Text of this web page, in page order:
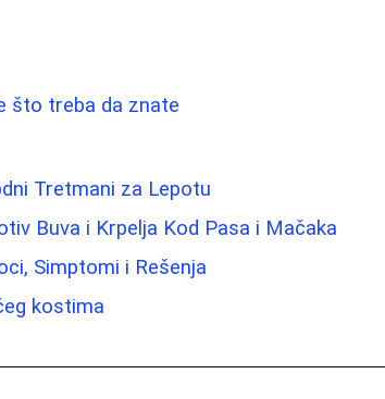
što treba da znate
Tretmani za Lepotu
Buva i Krpelja Kod Pasa i Mačaka
Simptomi i Rešenja
kostima